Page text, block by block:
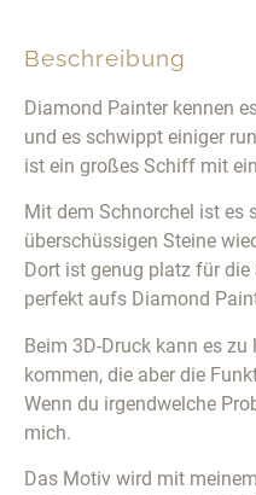
Beschreibung
Diamond Painter kennen
und es schwippt einiger
ist ein großes Schiff mit
Mit dem Schnorchel ist es
überschüssigen Steine
Dort ist genug platz für
perfekt aufs Diamond
Beim 3D-Druck kann es
kommen, die aber die
Wenn du irgendwelche
mich.
Das Motiv wird mit